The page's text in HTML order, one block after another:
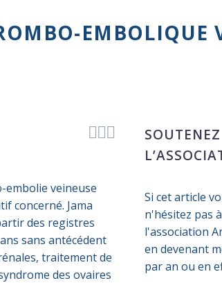
EMBOLIQUE

embolie veineuse
concerné. Jama
des registres
sans antécédent
traitement de
des ovaires
SOUTENEZ
Si cet article
n'hésitez pas
l'association
en devenant
par an ou en